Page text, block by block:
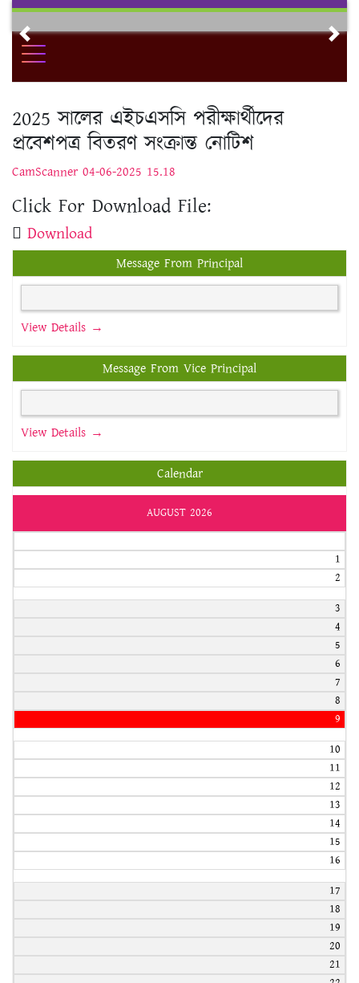
Skip
contentPrevious
2025 সালের এইচএসসি পরীক্ষার্থীদের
প্রবেশপত্র বিতরণ সংক্রান্ত নোটিশ
CamScanner 04-06-2025 15.18
Click For Download File:
Download
Message From Principal
View Details →
Message From Vice Principal
View Details →
Calendar
AUGUST 2026
1
2
3
4
5
6
7
8
9
10
11
12
13
14
15
16
17
18
19
20
21